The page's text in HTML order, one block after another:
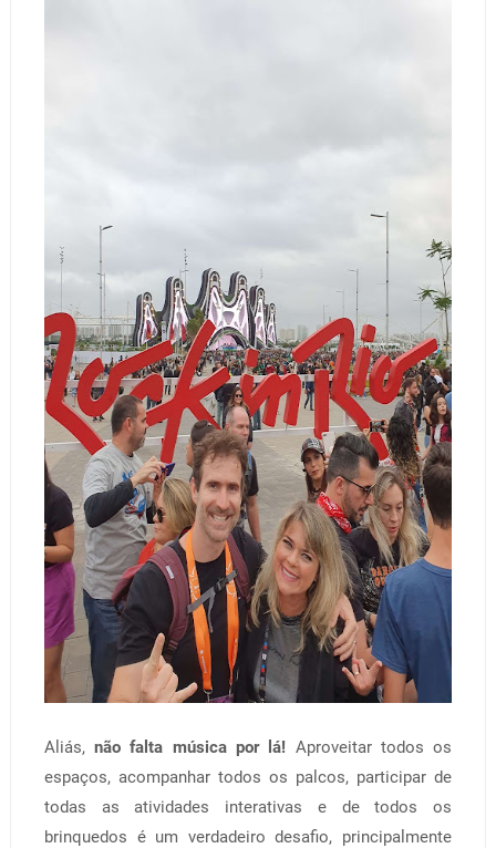
Aliás,não falta música por lá! Aproveitar todos os
espaços, acompanhar todos os palcos, participar de
todas as atividades interativas e de todos os
brinquedos é um verdadeiro desafio, principalmente